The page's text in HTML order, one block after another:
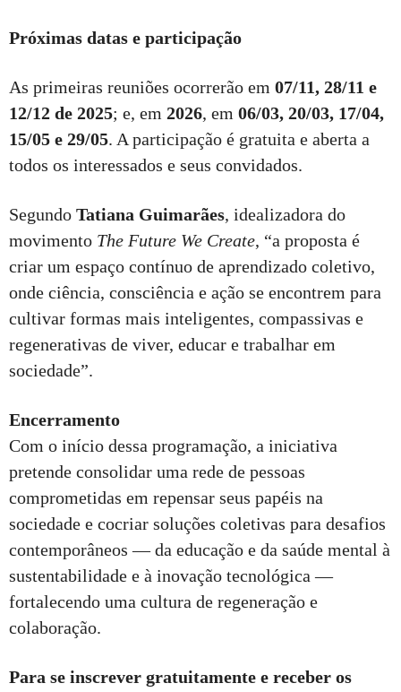
Próximas datas e participação
As primeiras reuniões ocorrerão em 07/11, 28/11 e
12/12 de 2025; e, em 2026, em 06/03, 20/03, 17/04,
15/05 e 29/05. A participação é gratuita e aberta a
todos os interessados e seus convidados.
Segundo Tatiana Guimarães, idealizadora do
movimento The Future We Create, “a proposta é
criar um espaço contínuo de aprendizado coletivo,
onde ciência, consciência e ação se encontrem para
cultivar formas mais inteligentes, compassivas e
regenerativas de viver, educar e trabalhar em
sociedade”.
Encerramento
Com o início dessa programação, a iniciativa
pretende consolidar uma rede de pessoas
comprometidas em repensar seus papéis na
sociedade e cocriar soluções coletivas para desafios
contemporâneos — da educação e da saúde mental à
sustentabilidade e à inovação tecnológica —
fortalecendo uma cultura de regeneração e
colaboração.
Para se inscrever gratuitamente e receber os